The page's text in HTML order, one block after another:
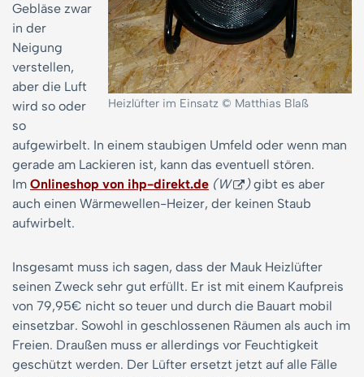
Heizlüfter im Einsatz © Matthias Blaß
Gebläse zwar
in der
Neigung
verstellen,
aber die Luft
wird so oder
so
aufgewirbelt. In einem staubigen Umfeld oder wenn man
gerade am Lackieren ist, kann das eventuell stören.
Im Onlineshop von ihp-direkt.de (W )gibt es aber
auch einen Wärmewellen-Heizer, der keinen Staub
aufwirbelt.
Insgesamt muss ich sagen, dass der Mauk Heizlüfter
seinen Zweck sehr gut erfüllt. Er ist mit einem Kaufpreis
von 79,95€ nicht so teuer und durch die Bauart mobil
einsetzbar. Sowohl in geschlossenen Räumen als auch im
Freien. Draußen muss er allerdings vor Feuchtigkeit
geschützt werden. Der Lüfter ersetzt jetzt auf alle Fälle